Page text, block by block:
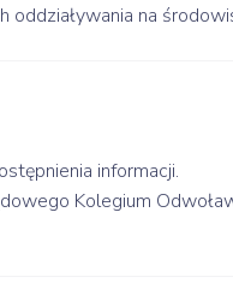
oddziaływania na
informacji.
Kolegium